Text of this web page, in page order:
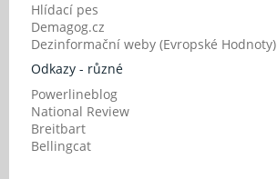
Hlídací pes
Demagog.cz
Dezinformační weby (Evropské Hodnoty)
Odkazy - různé
Powerlineblog
National Review
Breitbart
Bellingcat